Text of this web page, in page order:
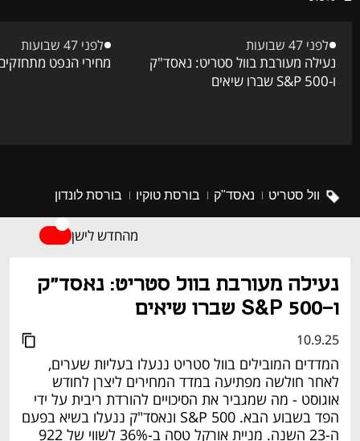
לפני 47 שבועות
נעילה מעורבת בוול סטריט: נאסד"ק
ו-S&P 500 שברו שיאים
לפני 47 שבועות
מחירי הנפט
וול סטריט נאסד"ק בורסת טוקיו בורסת לונדון
מהחדש לישן
נעילה מעורבת בוול סטריט: נאסד"ק
ו-S&P 500 שברו שיאים
10.9.25